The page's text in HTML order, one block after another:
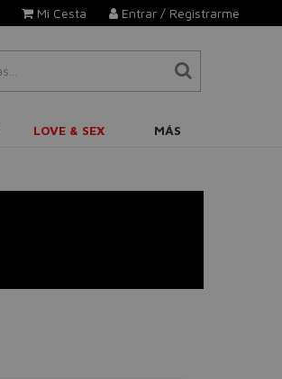
Entrar / Registrarme
Mi Cesta
LOVE & SEX MÁS